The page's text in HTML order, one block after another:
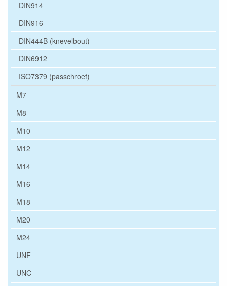
DIN914
DIN916
DIN444B (knevelbout)
DIN6912
ISO7379 (passchroef)
M7
M8
M10
M12
M14
M16
M18
M20
M24
UNF
UNC